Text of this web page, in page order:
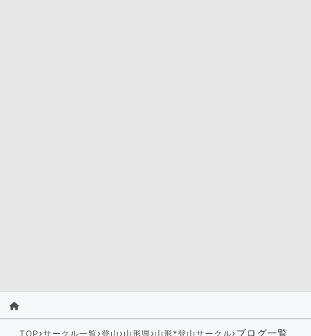
TOP ›サークル一覧›登山 › 山形県 › 山形*登山サークル›ブログ一覧